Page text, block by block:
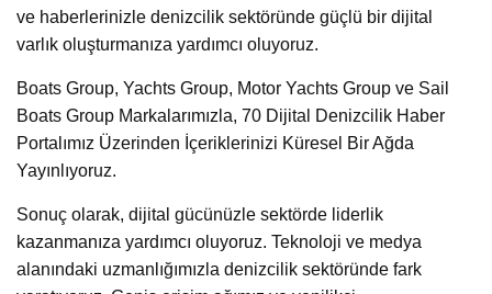
ve haberlerinizle denizcilik sektöründe güçlü bir dijital
varlık oluşturmanıza yardımcı oluyoruz.
Boats Group, Yachts Group, Motor Yachts Group ve Sail
Boats Group Markalarımızla, 70 Dijital Denizcilik Haber
Portalımız Üzerinden İçeriklerinizi Küresel Bir Ağda
Yayınlıyoruz.
Sonuç olarak, dijital gücünüzle sektörde liderlik
kazanmanıza yardımcı oluyoruz. Teknoloji ve medya
alanındaki uzmanlığımızla denizcilik sektöründe fark